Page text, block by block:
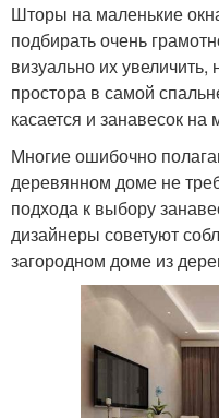
Шторы на маленькие
подбирать очень
визуально их
простора в самой
касается и занавесок на
Многие ошибочно
деревянном доме не
подхода к выбору
дизайнеры советуют
загородном доме из